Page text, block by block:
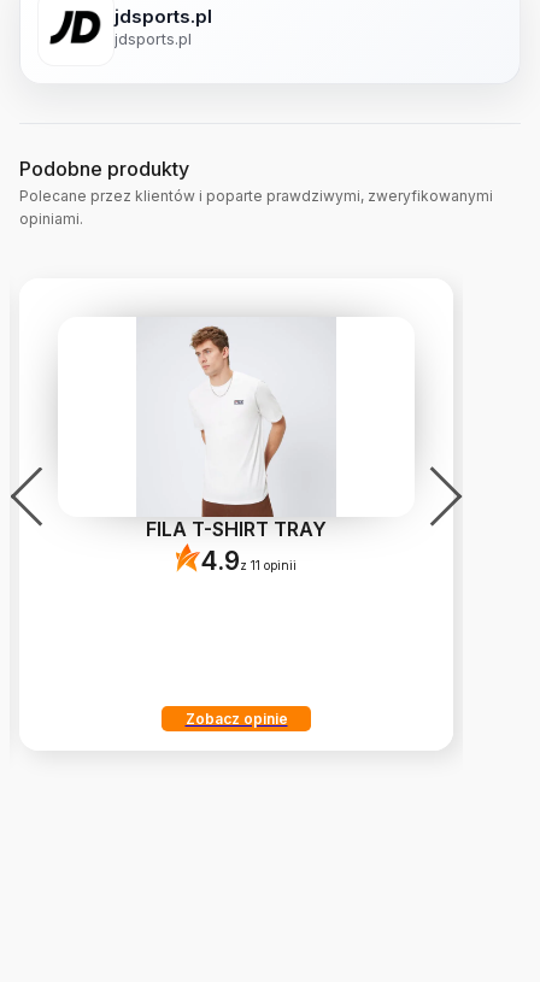
jdsports.pl
jdsports.pl
Podobne produkty
Polecane przez klientów i poparte prawdziwymi, zweryfikowanymi
opiniami.
FILA T-SHIRT TRAY
4.9z 11 opinii
Zobacz opinie